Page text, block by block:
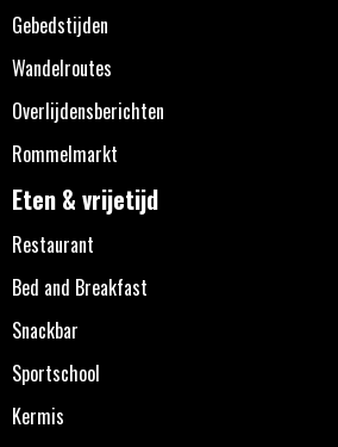
Gebedstijden
Wandelroutes
Overlijdensberichten
Rommelmarkt
Eten & vrijetijd
Restaurant
Bed and Breakfast
Snackbar
Sportschool
Kermis